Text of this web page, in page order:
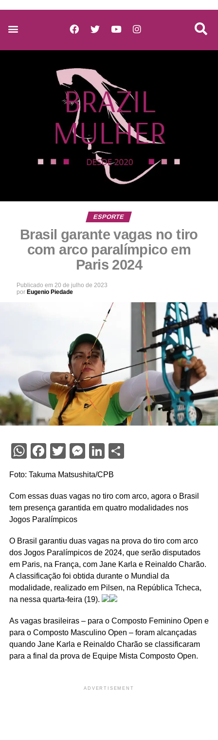
ESPORTE
Brasil garante vagas no tiro
com arco paralímpico em
Paris 2024
Publicado em 20 de julho de 2023
por Eugenio Piedade
WhatsApp
Facebook
TwitterMessenger
LinkedIn
Foto: Takuma Matsushita/CPB
Com essas duas vagas no tiro com arco, agora o Brasil
tem presença garantida em quatro modalidades nos
Jogos Paralímpicos
O Brasil garantiu duas vagas na prova do tiro com arco
dos Jogos Paralímpicos de 2024, que serão disputados
em Paris, na França, com Jane Karla e Reinaldo Charão.
A classificação foi obtida durante o Mundial da
modalidade, realizado em Pilsen, na República Tcheca,
na nessa quarta-feira (19).
As vagas brasileiras – para o Composto Feminino Open e
para o Composto Masculino Open – foram alcançadas
quando Jane Karla e Reinaldo Charão se classificaram
para a final da prova de Equipe Mista Composto Open.
ADVERTISEMENT